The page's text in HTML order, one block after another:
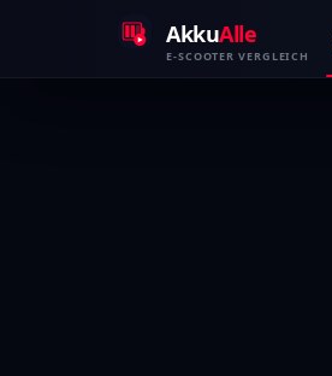
AkkuAlle
E-SCOOTER VERGLEICH